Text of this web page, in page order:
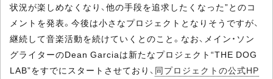
状況が楽しめなくなり、他の手段を追求したくなった”とのコ
メントを発表。今後は小さなプロジェクトとなりそうですが、
継続して音楽活動を続けていくとのこと。なお、メイン・ソン
グライターのDean Garciaは新たなプロジェクト“THE DOG
LAB”をすでにスタートさせており、 同プロジェクトの公式HP